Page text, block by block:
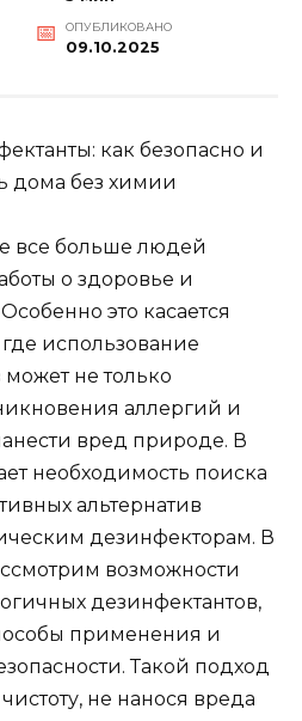
ОПУБЛИКОВАНО
09.10.2025
как безопасно и
дома без химии
все больше людей
о здоровье и
это касается
использование
не только
аллергий и
вред природе. В
необходимость поиска
альтернатив
дезинфекторам. В
возможности
дезинфектантов,
применения и
Такой подход
не нанося вреда